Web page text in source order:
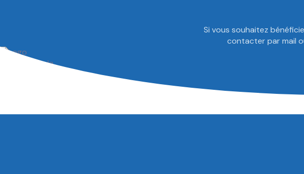
Si vous souhaitez
contacter par mail